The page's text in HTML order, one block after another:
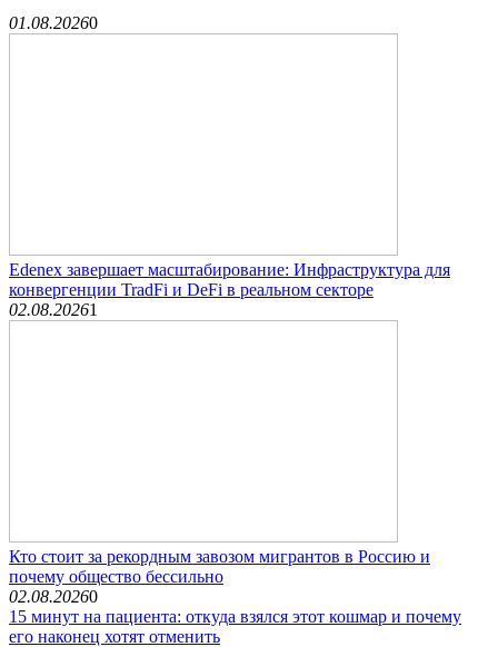
01.08.20260
Edenex завершает масштабирование: Инфраструктура для
конвергенции TradFi и DeFi в реальном секторе
02.08.20261
Кто стоит за рекордным завозом мигрантов в Россию и
почему общество бессильно
02.08.20260
15 минут на пациента: откуда взялся этот кошмар и почему
его наконец хотят отменить